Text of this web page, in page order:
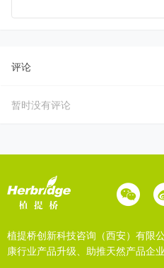
评论
暂时没有评论
植提桥创新科技咨询（西安）有限
康行业产品升级、助推天然产品企